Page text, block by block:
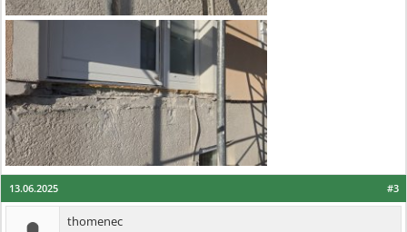
#3
13.06.2025
thomenec